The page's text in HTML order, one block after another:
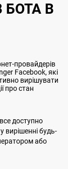
В
провайдерів
Facebook, які
вирішувати
про стан
доступно
вирішенні будь-
або